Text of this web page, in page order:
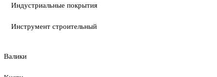
Индустриальные покрытия
Инструмент строительный
Валики